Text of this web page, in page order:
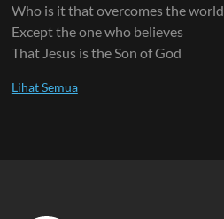
Who is it that overcomes the world
Except the one who believes
That Jesus is the Son of God